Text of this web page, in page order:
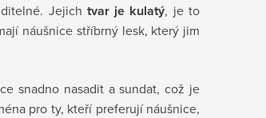
Jejich tvar je kulatý, je to
náušnice stříbrný lesk, který jim
snadno nasadit a sundat, což je
pro ty, kteří preferují náušnice,